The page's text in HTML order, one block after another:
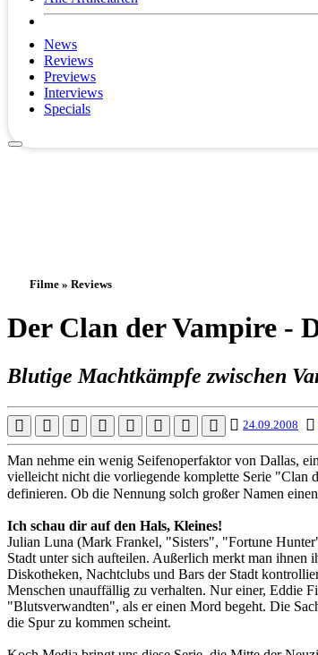
News
Reviews
Previews
Interviews
Specials
Filme » Reviews
Der Clan der Vampire -
Blutige Machtkämpfe zwischen
24.09.2008
Man nehme ein wenig Seifenoperfaktor von Dallas,
vielleicht nicht die vorliegende komplette Serie "Clan
definieren. Ob die Nennung solch großer Namen
Ich schau dir auf den Hals, Kleines!
Julian Luna (Mark Frankel, "Sisters", "Fortune
Stadt unter sich aufteilen. Außerlich merkt man ihnen
Diskotheken, Nachtclubs und Bars der Stadt
Menschen unauffällig zu verhalten. Nur einer, Eddie
"Blutsverwandten", als er einen Mord begeht. Die
die Spur zu kommen scheint.